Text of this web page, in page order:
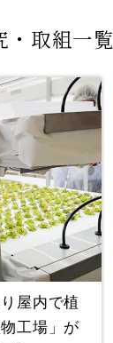
・取組一覧
屋内で植
工場」が